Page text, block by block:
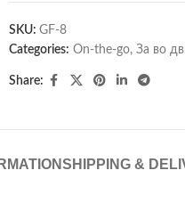
SKU: GF-8
Categories: On-the-go, За во
Share:
SHIPPING &